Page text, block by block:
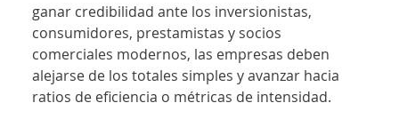
ganar credibilidad ante los inversionistas,
consumidores, prestamistas y socios
comerciales modernos, las empresas deben
alejarse de los totales simples y avanzar hacia
ratios de eficiencia o métricas de intensidad.